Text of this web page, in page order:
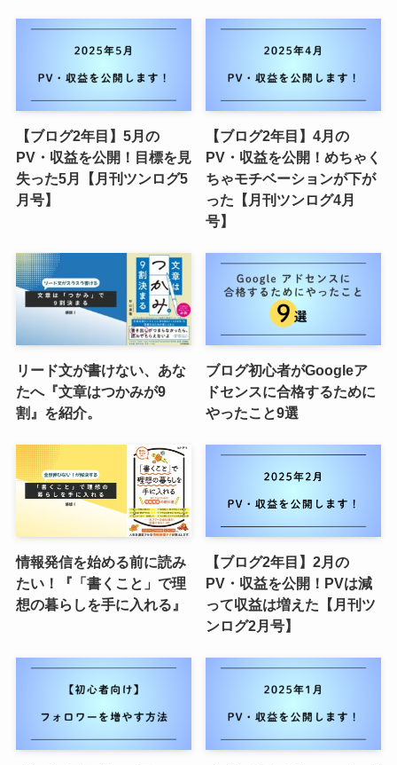
【ブログ2年目】5月の
PV・収益を公開！目標を見
失った5月【月刊ツンログ5
月号】
【ブログ2年目】4月の
PV・収益を公開！めちゃく
ちゃモチベーションが下が
った【月刊ツンログ4月
号】
リード文が書けない、あな
たへ『文章はつかみが9
割』を紹介。
ブログ初心者がGoogleア
ドセンスに合格するために
やったこと9選
情報発信を始める前に読み
たい！『「書くこと」で理
想の暮らしを手に入れる』
【ブログ2年目】2月の
PV・収益を公開！PVは減
って収益は増えた【月刊ツ
ンログ2月号】